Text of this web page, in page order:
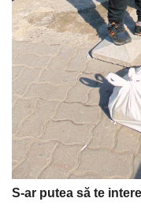
S-ar putea să te